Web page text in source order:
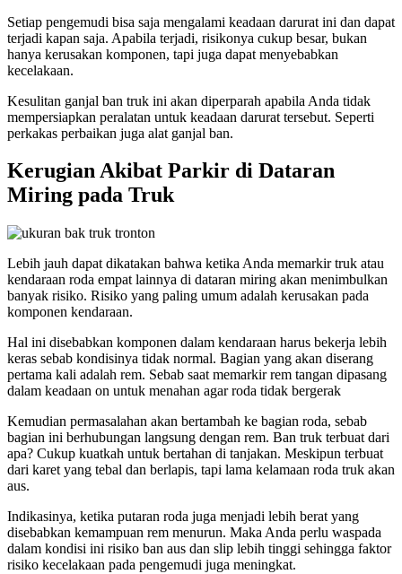
Setiap pengemudi bisa saja mengalami keadaan darurat ini dan dapat
terjadi kapan saja. Apabila terjadi, risikonya cukup besar, bukan
hanya kerusakan komponen, tapi juga dapat menyebabkan
kecelakaan.
Kesulitan ganjal ban truk ini akan diperparah apabila Anda tidak
mempersiapkan peralatan untuk keadaan darurat tersebut. Seperti
perkakas perbaikan juga alat ganjal ban.
Kerugian Akibat Parkir di Dataran
Miring pada Truk
Lebih jauh dapat dikatakan bahwa ketika Anda memarkir truk atau
kendaraan roda empat lainnya di dataran miring akan menimbulkan
banyak risiko. Risiko yang paling umum adalah kerusakan pada
komponen kendaraan.
Hal ini disebabkan komponen dalam kendaraan harus bekerja lebih
keras sebab kondisinya tidak normal. Bagian yang akan diserang
pertama kali adalah rem. Sebab saat memarkir rem tangan dipasang
dalam keadaan on untuk menahan agar roda tidak bergerak
Kemudian permasalahan akan bertambah ke bagian roda, sebab
bagian ini berhubungan langsung dengan rem. Ban truk terbuat dari
apa? Cukup kuatkah untuk bertahan di tanjakan. Meskipun terbuat
dari karet yang tebal dan berlapis, tapi lama kelamaan roda truk akan
aus.
Indikasinya, ketika putaran roda juga menjadi lebih berat yang
disebabkan kemampuan rem menurun. Maka Anda perlu waspada
dalam kondisi ini risiko ban aus dan slip lebih tinggi sehingga faktor
risiko kecelakaan pada pengemudi juga meningkat.